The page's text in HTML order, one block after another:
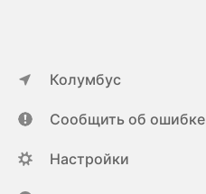
Колумбус
Сообщить об ошибке
Настройки